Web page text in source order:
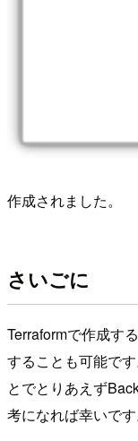
作成されました。
さいごに
Terraformで作成す
することも可能で
とでとりあえず
考になれば幸いです